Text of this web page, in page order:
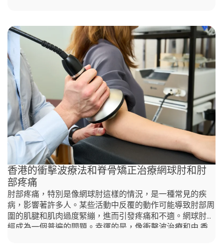
香港的衝擊波療法和脊骨矯正治療網球肘和肘
部疼痛
肘部疼痛，特別是像網球肘這樣的情況，是一種常見的疾
病，影響著許多人。某些活動中反覆的動作可能導致肘部周
圍的肌腱和肌肉過度緊繃，進而引發疼痛和不適。網球肘已
經成為一個普遍的問題。幸運的是，像衝擊波治療和由 香